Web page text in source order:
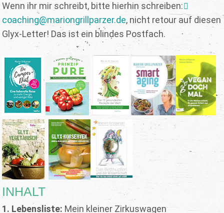
Wenn ihr mir schreibt, bitte hierhin schreiben:
coaching@mariongrillparzer.de, nicht retour auf diesen
Glyx-Letter! Das ist ein blindes Postfach.
INHALT
1. Lebensliste: Mein kleiner Zirkuswagen